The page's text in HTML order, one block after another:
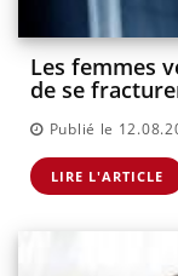
Les femmes
de se
Publié le
LIRE L'ARTICLE